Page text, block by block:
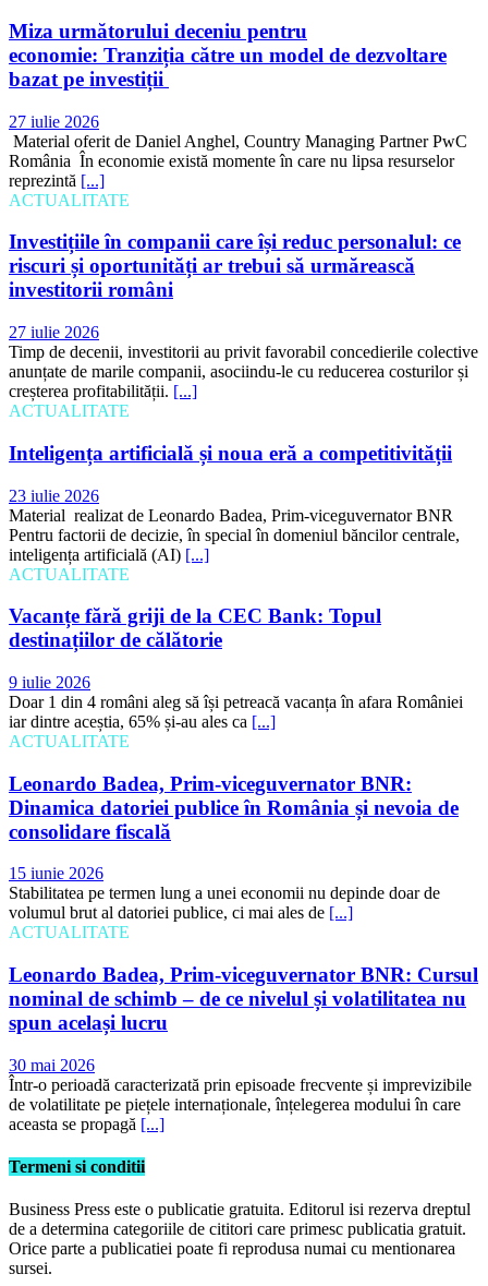
Miza următorului deceniu pentru
economie: Tranziția către un model de dezvoltare
bazat pe investiții
27 iulie 2026
Material oferit de Daniel Anghel, Country Managing Partner PwC
România În economie există momente în care nu lipsa resurselor
reprezintă [...]
ACTUALITATE
Investițiile în companii care își reduc personalul: ce
riscuri și oportunități ar trebui să urmărească
investitorii români
27 iulie 2026
Timp de decenii, investitorii au privit favorabil concedierile colective
anunțate de marile companii, asociindu-le cu reducerea costurilor și
creșterea profitabilității. [...]
ACTUALITATE
Inteligența artificială și noua eră a competitivității
23 iulie 2026
Material realizat de Leonardo Badea, Prim-viceguvernator BNR
Pentru factorii de decizie, în special în domeniul băncilor centrale,
inteligența artificială (AI) [...]
ACTUALITATE
Vacanțe fără griji de la CEC Bank: Topul
destinațiilor de călătorie
9 iulie 2026
Doar 1 din 4 români aleg să își petreacă vacanța în afara României
iar dintre aceștia, 65% și-au ales ca [...]
ACTUALITATE
Leonardo Badea, Prim-viceguvernator BNR:
Dinamica datoriei publice în România și nevoia de
consolidare fiscală
15 iunie 2026
Stabilitatea pe termen lung a unei economii nu depinde doar de
volumul brut al datoriei publice, ci mai ales de [...]
ACTUALITATE
Leonardo Badea, Prim-viceguvernator BNR: Cursul
nominal de schimb – de ce nivelul și volatilitatea nu
spun același lucru
30 mai 2026
Într-o perioadă caracterizată prin episoade frecvente și imprevizibile
de volatilitate pe piețele internaționale, înțelegerea modului în care
aceasta se propagă [...]
Termeni si conditii
Business Press este o publicatie gratuita. Editorul isi rezerva dreptul
de a determina categoriile de cititori care primesc publicatia gratuit.
Orice parte a publicatiei poate fi reprodusa numai cu mentionarea
sursei.